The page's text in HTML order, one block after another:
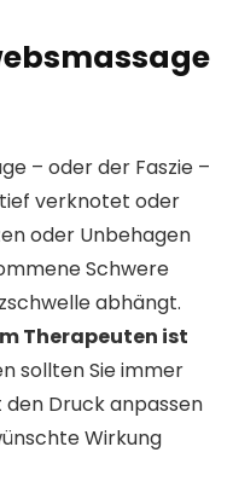
– oder der Faszie –
verknotet oder
oder Unbehagen
Schwere
abhängt.
Therapeuten ist
sollten Sie immer
Druck anpassen
Wirkung